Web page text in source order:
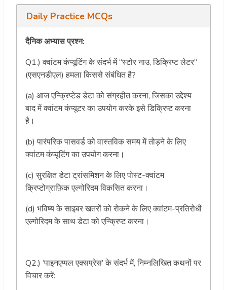
Daily Practice MCQs
दैनिक अभ्यास प्रश्न:
Q1.) क्वांटम कंप्यूटिंग के संदर्भ में “स्टोर नाउ, डिक्रिप्ट लेटर”
(एसएनडीएल) हमला किससे संबंधित है?
(a) आज एन्क्रिप्टेड डेटा को संग्रहीत करना, जिसका उद्देश्य
बाद में क्वांटम कंप्यूटर का उपयोग करके इसे डिक्रिप्ट करना
है।
(b) पारंपरिक पासवर्ड को वास्तविक समय में तोड़ने के लिए
क्वांटम कंप्यूटिंग का उपयोग करना।
(c) सुरक्षित डेटा ट्रांसमिशन के लिए पोस्ट-क्वांटम
क्रिप्टोग्राफ़िक एल्गोरिदम विकसित करना।
(d) भविष्य के साइबर खतरों को रोकने के लिए क्वांटम-प्रतिरोधी
एल्गोरिदम के साथ डेटा को एन्क्रिप्ट करना।
Q2.) ‘पाइनएप्पल एक्सप्रेस’ के संदर्भ में, निम्नलिखित कथनों पर
विचार करें: